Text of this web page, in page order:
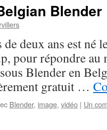
17
Montez
d’un
niveau
avec
Sweethome3D
deux ans est né
pour répondre au
Blender en
gratuit …
Blender, image, vidéo | Un